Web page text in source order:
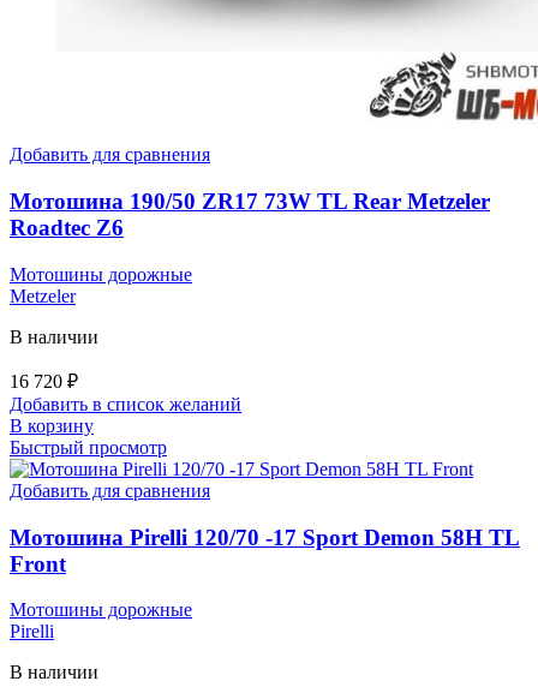
Добавить для сравнения
Мотошина 190/50 ZR17 73W TL Rear Metzeler
Roadtec Z6
Мотошины дорожные
Metzeler
В наличии
16 720 ₽
Добавить в список желаний
В корзину
Быстрый просмотр
Добавить для сравнения
Мотошина Pirelli 120/70 -17 Sport Demon 58H TL
Front
Мотошины дорожные
Pirelli
В наличии